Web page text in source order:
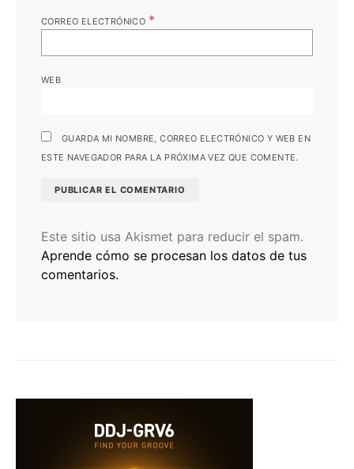
CORREO ELECTRÓNICO *
WEB
GUARDA MI NOMBRE, CORREO ELECTRÓNICO Y WEB EN
ESTE NAVEGADOR PARA LA PRÓXIMA VEZ QUE COMENTE.
Este sitio usa Akismet para reducir el spam.
Aprende cómo se procesan los datos de tus
comentarios.